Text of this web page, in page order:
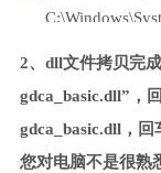
2、dll文件拷贝完
gdca_basic.dll”，
gdca_basic.dll，
您对电脑不是很熟